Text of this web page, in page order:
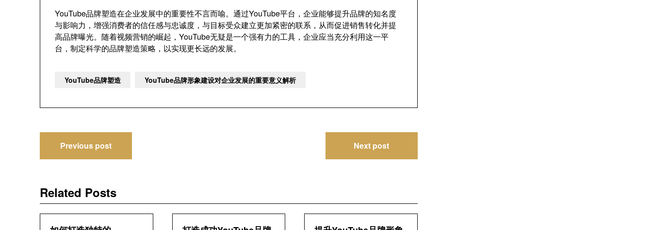
YouTube品牌塑造在企业发展中的重要性不言而喻。通过YouTube平台，企业能够提升品牌的知名度
与影响力，增强消费者的信任感与忠诚度，与目标受众建立更加紧密的联系，从而促进销售转化并提
高品牌曝光。随着视频营销的崛起，YouTube无疑是一个强有力的工具，企业应当充分利用这一平
台，制定科学的品牌塑造策略，以实现更长远的发展。
YouTube品牌塑造 YouTube品牌形象建设对企业发展的重要意义解析
章
导
航
Previous post Next post
Related Posts